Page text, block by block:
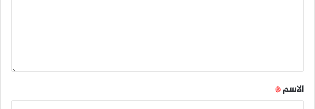
الاسم*